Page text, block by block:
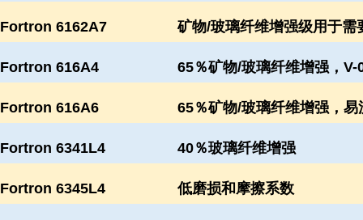
Fortron 6162A7 矿物/玻璃纤维增强级用于需
Fortron 616A4 65％矿物/玻璃纤维增强，V-
Fortron 616A6 65％矿物/玻璃纤维增强，易
Fortron 6341L4 40％玻璃纤维增强
Fortron 6345L4 低磨损和摩擦系数